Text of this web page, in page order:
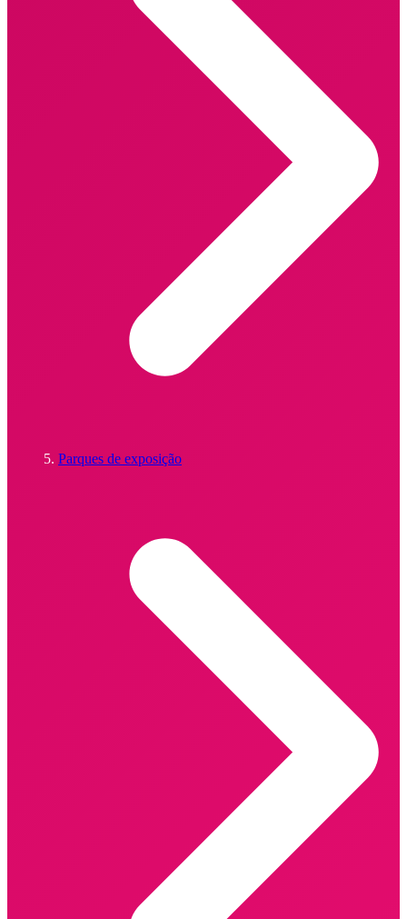
Parques de exposição